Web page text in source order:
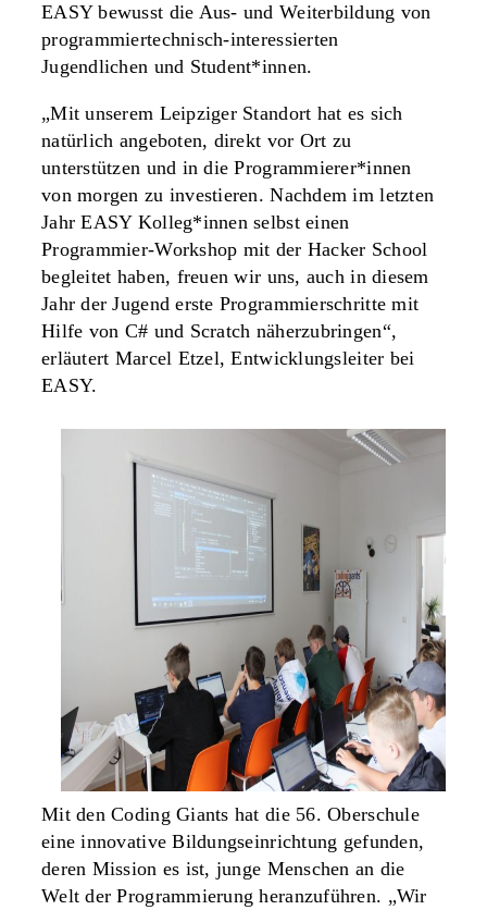
EASY bewusst die Aus- und Weiterbildung von
programmiertechnisch-interessierten
Jugendlichen und Student*innen.
„Mit unserem Leipziger Standort hat es sich
natürlich angeboten, direkt vor Ort zu
unterstützen und in die Programmierer*innen
von morgen zu investieren. Nachdem im letzten
Jahr EASY Kolleg*innen selbst einen
Programmier-Workshop mit der Hacker School
begleitet haben, freuen wir uns, auch in diesem
Jahr der Jugend erste Programmierschritte mit
Hilfe von C# und Scratch näherzubringen“,
erläutert Marcel Etzel, Entwicklungsleiter bei
EASY.
Mit den Coding Giants hat die 56. Oberschule
eine innovative Bildungseinrichtung gefunden,
deren Mission es ist, junge Menschen an die
Welt der Programmierung heranzuführen. „Wir